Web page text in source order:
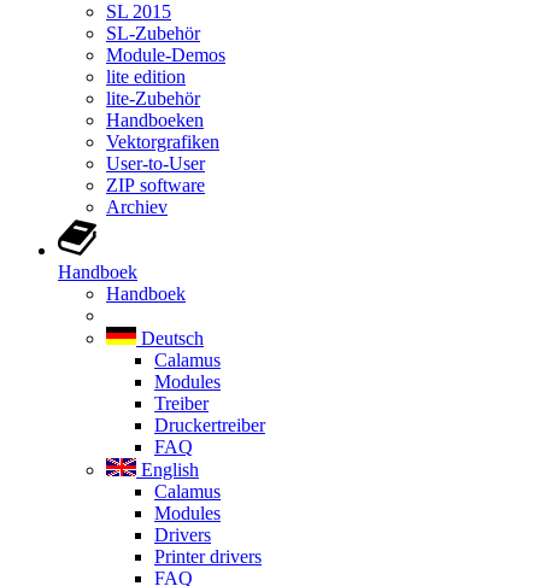
SL 2015
SL-Zubehör
Module-Demos
lite edition
lite-Zubehör
Handboeken
Vektorgrafiken
User-to-User
ZIP software
Archiev
Handboek
Handboek
Deutsch
Calamus
Modules
Treiber
Druckertreiber
FAQ
English
Calamus
Modules
Drivers
Printer drivers
FAQ